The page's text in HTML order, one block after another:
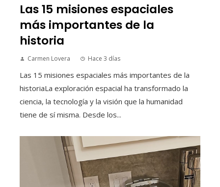
Las 15 misiones espaciales
más importantes de la
historia
Carmen Lovera Hace 3 días
Las 15 misiones espaciales más importantes de la
historiaLa exploración espacial ha transformado la
ciencia, la tecnología y la visión que la humanidad
tiene de sí misma. Desde los...